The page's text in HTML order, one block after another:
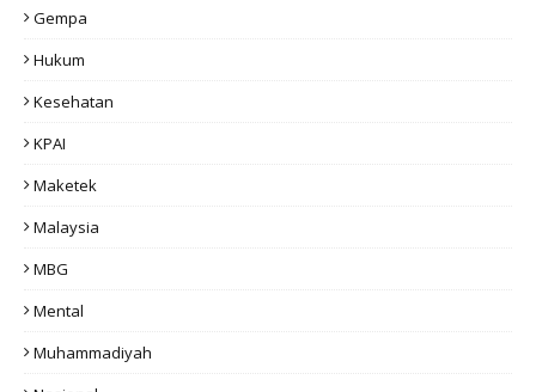
Gempa
Hukum
Kesehatan
KPAI
Maketek
Malaysia
MBG
Mental
Muhammadiyah